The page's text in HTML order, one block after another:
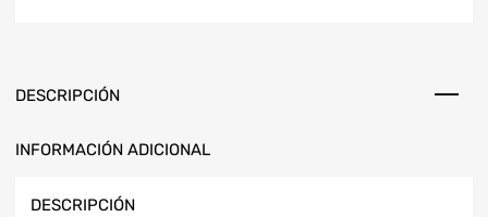
DESCRIPCIÓN
INFORMACIÓN ADICIONAL
DESCRIPCIÓN